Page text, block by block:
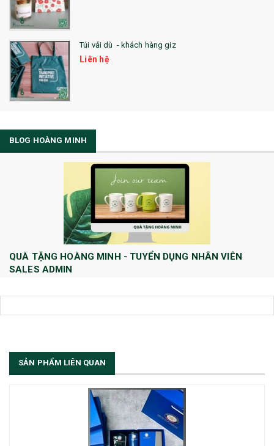
Túi vải dù - khách hàng giz
Liên hệ
BLOG HOÀNG MINH
QUÀ TẶNG HOÀNG MINH - TUYỂN DỤNG NHÂN VIÊN
SALES ADMIN
SẢN PHẨM LIÊN QUAN